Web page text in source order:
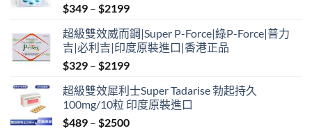
$349 – $2199Price
$349
through
$2199
超級雙效威而鋼|Super P-Force|綠P-Force|普力
吉|必利吉|印度原裝進口|香港正品
$329 – $2199Price
$329
through
$2199
超級雙效犀利士Super Tadarise 勃起持久
100mg/10粒 印度原裝進口
$489 – $2500Price